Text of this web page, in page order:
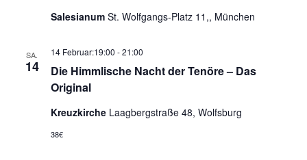
Salesianum St. Wolfgangs-Platz 11,, München
SA.
14
Die Himmlische Nacht der Tenöre – Das
Original
14 Februar:19:00 -21:00
Kreuzkirche Laagbergstraße 48, Wolfsburg
38€